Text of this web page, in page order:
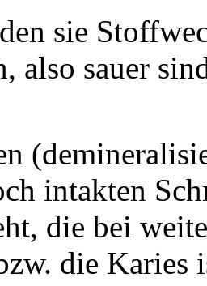
sie
also sauer
intakten
die bei
die Karies